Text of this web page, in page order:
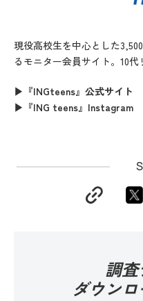
現役高校生を中心とした
るモニター会員サイト。10代
▶『INGteens』公式サイト
▶『ING teens』Instagram
調
ダウン